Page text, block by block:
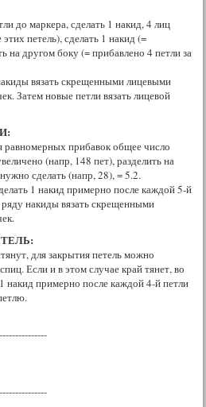
до маркера, сделать 1 накид, 4 лиц
петель), сделать 1 накид (=
на другом боку (= прибавлено 4 петли за
вязать скрещенными лицевыми
Затем новые петли вязать лицевой
равномерных прибавок общее число
(напр, 148 пет), разделить на
сделать (напр, 28), = 5.2.
1 накид примерно после каждой 5-й
накиды вязать скрещенными
для закрытия петель можно
Если и в этом случае край тянет, во
накид примерно после каждой 4-й петли